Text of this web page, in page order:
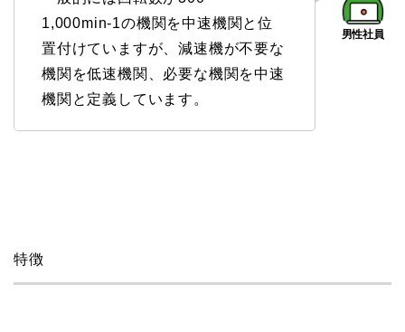
1,000min-1の機関を中速機関と位
置付けていますが、減速機が不要な
機関を低速機関、必要な機関を中速
機関と定義しています。
特徴